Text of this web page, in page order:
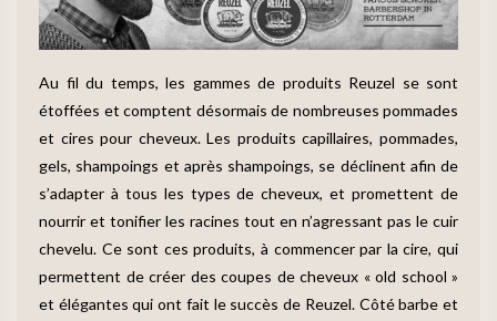
Au fil du temps, les gammes de produits Reuzel se sont
étoffées et comptent désormais de nombreuses pommades
et cires pour cheveux. Les produits capillaires, pommades,
gels, shampoings et après shampoings, se déclinent afin de
s’adapter à tous les types de cheveux, et promettent de
nourrir et tonifier les racines tout en n’agressant pas le cuir
chevelu. Ce sont ces produits, à commencer par la cire, qui
permettent de créer des coupes de cheveux « old school »
et élégantes qui ont fait le succès de Reuzel. Côté barbe et